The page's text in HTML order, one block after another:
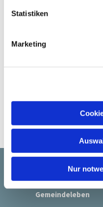
Statistiken
Marketing
Nur
Startseite
Gemeindeleben